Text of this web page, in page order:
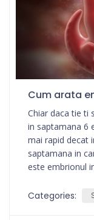
Cum arata
Chiar daca tie ti
in saptamana 6
mai rapid decat
saptamana in
este embrionul
Categories: